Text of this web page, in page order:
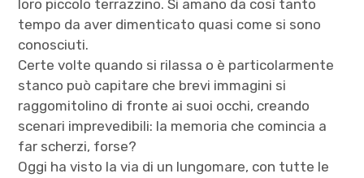
loro piccolo terrazzino. Si amano da così tanto
tempo da aver dimenticato quasi come si sono
conosciuti.
Certe volte quando si rilassa o è particolarmente
stanco può capitare che brevi immagini si
raggomitolino di fronte ai suoi occhi, creando
scenari imprevedibili: la memoria che comincia a
far scherzi, forse?
Oggi ha visto la via di un lungomare, con tutte le